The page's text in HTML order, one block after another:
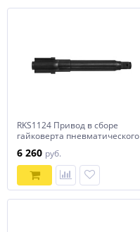
RKS1124 Привод в сборе
гайковерта пневматического
6 260 руб.